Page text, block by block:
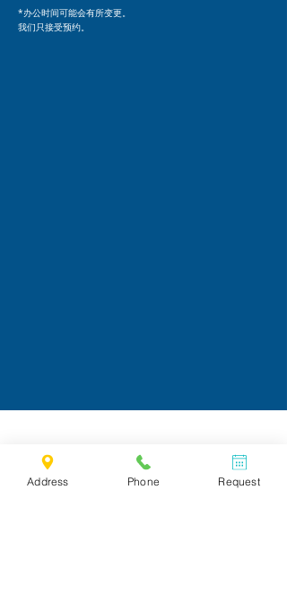
*办公时间可能会有所变更。
我们只接受预约。
Address Phone Request